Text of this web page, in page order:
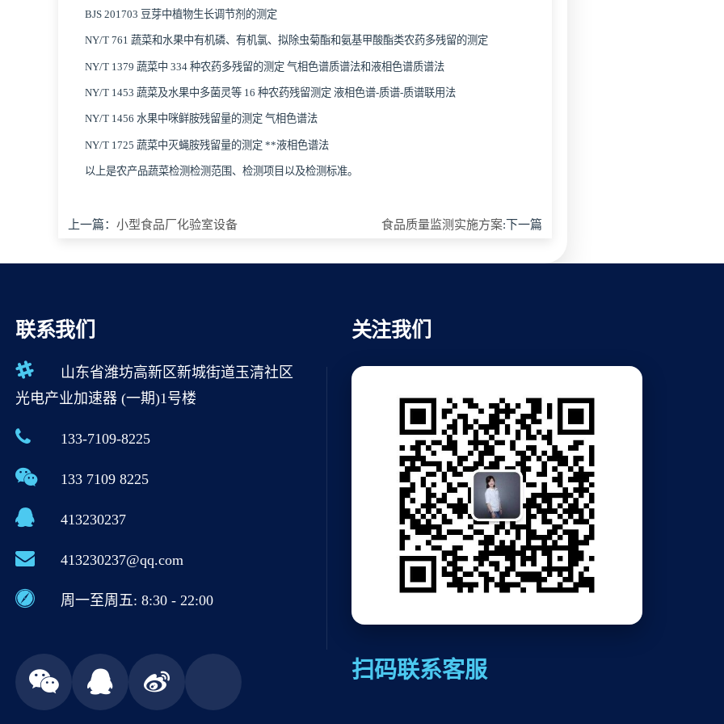
BJS 201703 豆芽中植物生长调节剂的测定
NY/T 761 蔬菜和水果中有机磷、有机氯、拟除虫菊酯和氨基甲酸酯类农药多残留的测定
NY/T 1379 蔬菜中 334 种农药多残留的测定 气相色谱质谱法和液相色谱质谱法
NY/T 1453 蔬菜及水果中多菌灵等 16 种农药残留测定 液相色谱-质谱-质谱联用法
NY/T 1456 水果中咪鲜胺残留量的测定 气相色谱法
NY/T 1725 蔬菜中灭蝇胺残留量的测定 **液相色谱法
以上是农产品蔬菜检测检测范围、检测项目以及检测标准。
上一篇： 小型食品厂化验室设备 食品质量监测实施方案:下一篇
联系我们
山东省潍坊高新区新城街道玉清社区
光电产业加速器 (一期)1号楼
133-7109-8225
133 7109 8225
413230237
413230237@qq.com
周一至周五: 8:30 - 22:00
关注我们
扫码联系客服